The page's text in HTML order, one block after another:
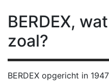
BERDEX,
zoal?
BERDEX opgericht in